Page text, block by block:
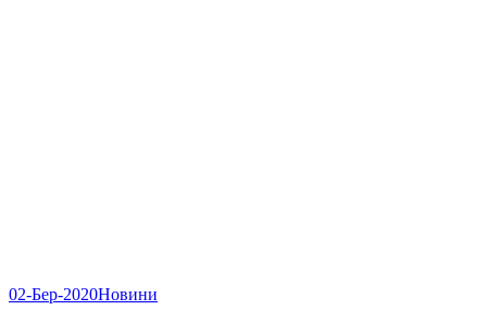
02-Бер-2020Новини